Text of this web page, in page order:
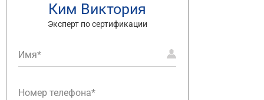
Ким Виктория
Эксперт по сертификации